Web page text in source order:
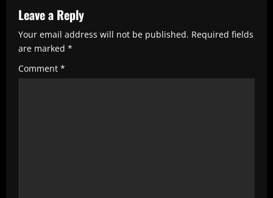
e
R
e
a
Leave a Reply
Your email address will not be published. Required fields
are marked *
Comment *